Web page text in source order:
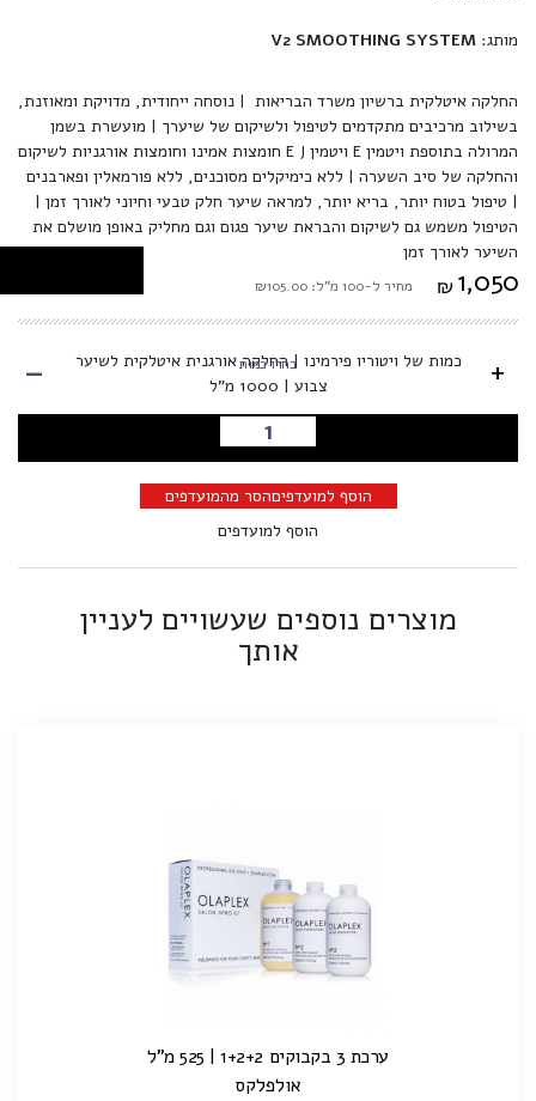
מותג: V2 SMOOTHING SYSTEM
החלקה איטלקית ברשיון משרד הבריאות | נוסחה ייחודית, מדויקת ומאוזנת,
בשילוב מרכיבים מתקדמים לטיפול ולשיקום של שיערך | מועשרת בשמן
המרולה בתוספת ויטמין E ויטמין E J חומצות אמינו וחומצות אורגניות לשיקום
והחלקה של סיב השערה | ללא כימיקלים מסוכנים, ללא פורמאלין ופארבנים
| טיפול בטוח יותר, בריא יותר, למראה שיער חלק טבעי וחיוני לאורך זמן |
הטיפול משמש גם לשיקום והבראת שיער פגום וגם מחליק באופן מושלם את
השיער לאורך זמן
₪ 1,050 מחיר ל-100 מ"ל: ₪105.00
+
כמות של ויטוריו פירמינו | החלקה אורגנית איטלקית לשיער
צבוע | 1000 מ"ל
בחרו כמות -
הוספה לסל
הוסף למועדפיםהסר מהמועדפים
הוסף למועדפים
מוצרים נוספים שעשויים לעניין
אותך
ערכת 3 בקבוקים 1+2+2 | 525 מ"ל
אולפלקס